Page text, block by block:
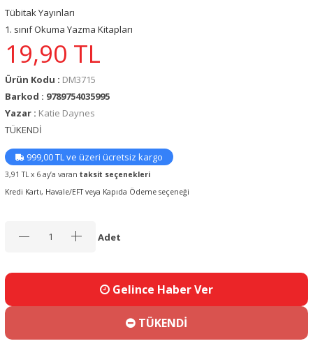
Tübitak Yayınları
1. sınıf Okuma Yazma Kitapları
19,90 TL
Ürün Kodu : DM3715
Barkod : 9789754035995
Yazar : Katie Daynes
TÜKENDİ
999,00 TL ve üzeri ücretsiz kargo
3,91 TL x 6 ay’a varan taksit seçenekleri
Kredi Kartı, Havale/EFT veya Kapıda Ödeme seçeneği
Adet
Gelince Haber Ver
TÜKENDİ